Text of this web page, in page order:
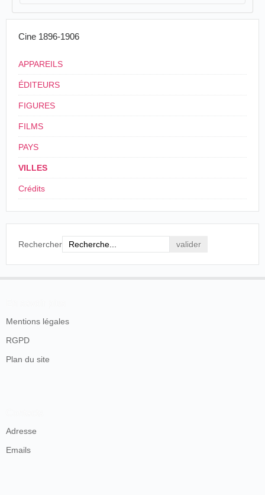
Cine 1896-1906
APPAREILS
ÉDITEURS
FIGURES
FILMS
PAYS
VILLES
Crédits
Rechercher
Mentions légales
RGPD
Plan du site
Adresse
Emails